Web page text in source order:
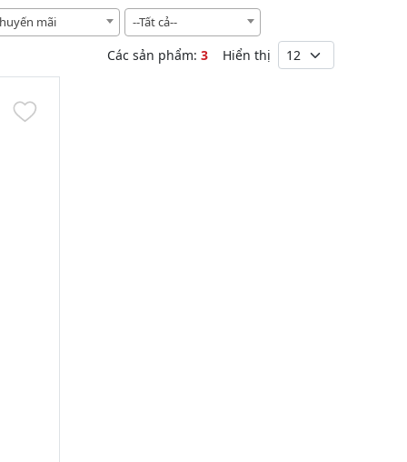
mãi --Tất cả--
Các sản phẩm: 3 Hiển thị